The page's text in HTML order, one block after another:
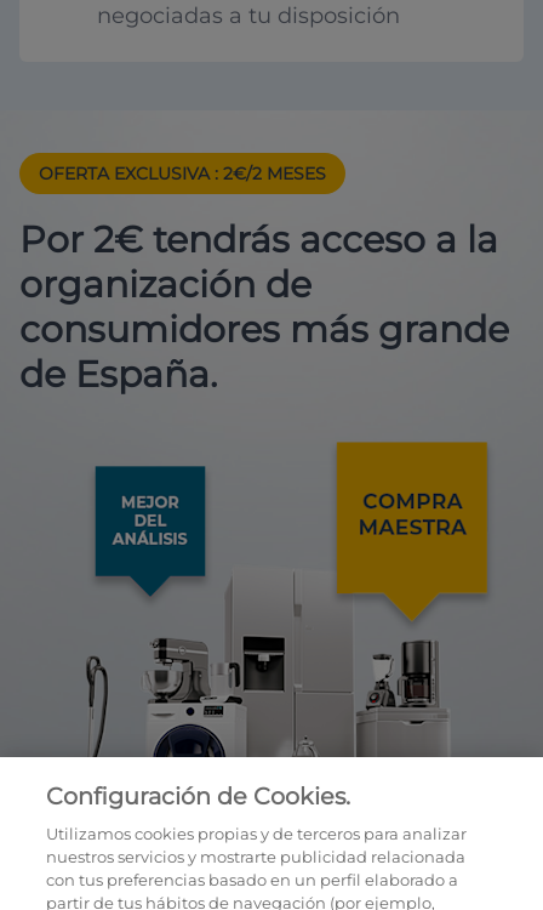
negociadas a tu disposición
OFERTA EXCLUSIVA : 2€/2 MESES
Por 2€ tendrás acceso a la
organización de
consumidores más grande
de España.
Configuración de Cookies.
Utilizamos cookies propias y de terceros para analizar
nuestros servicios y mostrarte publicidad relacionada
con tus preferencias basado en un perfil elaborado a
partir de tus hábitos de navegación (por ejemplo,